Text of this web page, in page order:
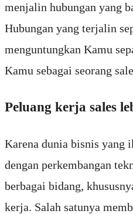
menjalin hubungan yang
Hubungan yang terjalin
menguntungkan Kamu
Kamu sebagai seorang
Peluang kerja sales
Karena dunia bisnis yang
dengan perkembangan
berbagai bidang,
kerja. Salah satunya